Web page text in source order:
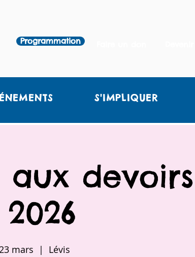
Programmation
S'IMPLIQUER
devoirs
mars
  |
Lévis